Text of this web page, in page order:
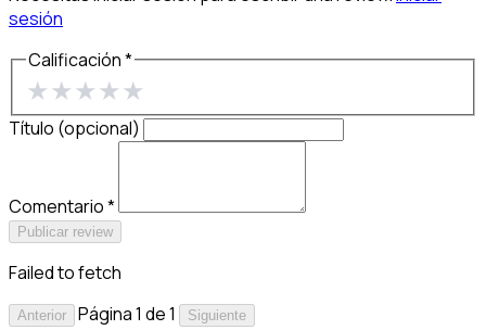
sesión
Calificación *
★★★★★
Título (opcional)
Comentario *
Publicar review
Failed to fetch
Anterior Página 1 de 1 Siguiente